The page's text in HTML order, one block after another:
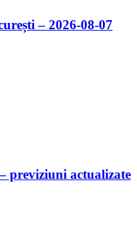
– 2026-08-07
previziuni actualizate